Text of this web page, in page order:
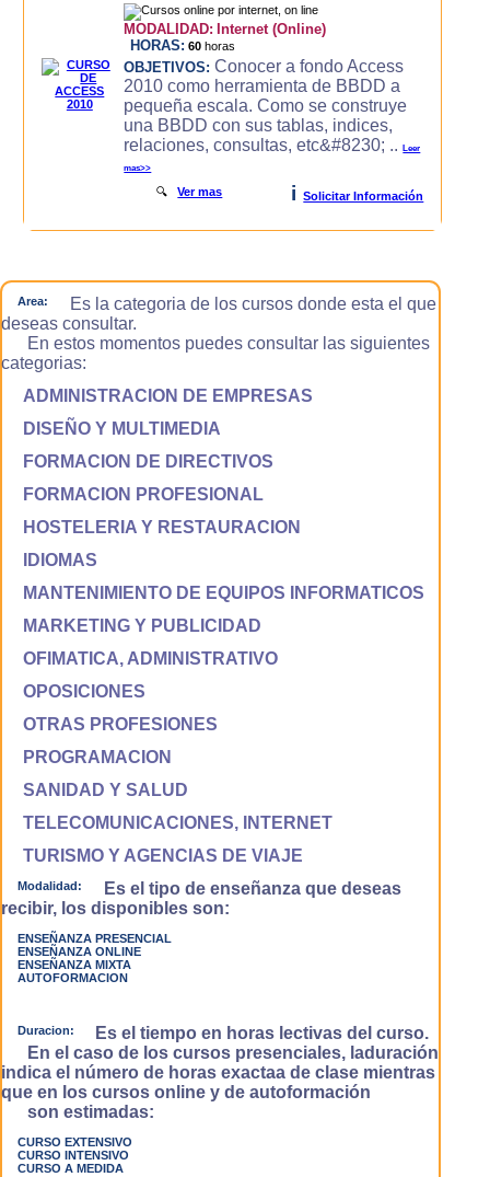
MODALIDAD: Internet (Online)
HORAS: 60 horas
OBJETIVOS: Conocer a fondo Access
2010 como herramienta de BBDD a
pequeña escala. Como se construye
una BBDD con sus tablas, indices,
relaciones, consultas, etc&#8230; ..Leer
mas>>
🔍Ver mas i Solicitar Información
Area:
Es la categoria de los cursos donde esta el que
deseas consultar.
En estos momentos puedes consultar las siguientes
categorias:
ADMINISTRACION DE EMPRESAS
DISEÑO Y MULTIMEDIA
FORMACION DE DIRECTIVOS
FORMACION PROFESIONAL
HOSTELERIA Y RESTAURACION
IDIOMAS
MANTENIMIENTO DE EQUIPOS INFORMATICOS
MARKETING Y PUBLICIDAD
OFIMATICA, ADMINISTRATIVO
OPOSICIONES
OTRAS PROFESIONES
PROGRAMACION
SANIDAD Y SALUD
TELECOMUNICACIONES, INTERNET
TURISMO Y AGENCIAS DE VIAJE
Modalidad:
Es el tipo de enseñanza que deseas
recibir, los disponibles son:
ENSEÑANZA PRESENCIAL
ENSEÑANZA ONLINE
ENSEÑANZA MIXTA
AUTOFORMACION
Duracion:
Es el tiempo en horas lectivas del curso.
En el caso de los cursos presenciales, laduración
indica el número de horas exactaa de clase mientras
que en los cursos online y de autoformación
son estimadas:
CURSO EXTENSIVO
CURSO INTENSIVO
CURSO A MEDIDA